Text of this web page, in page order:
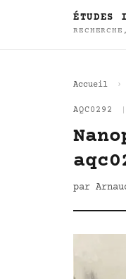
ÉTUDES
Accueil
AQC0292
par